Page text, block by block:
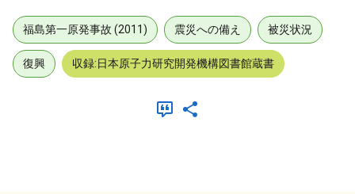
福島第一原発事故 (2011) 震災への備え 被災状況
復興 収録:日本原子力研究開発機構図書館蔵書